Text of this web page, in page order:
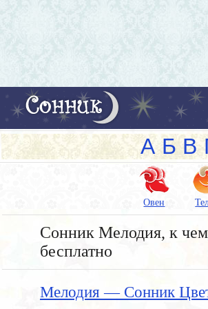
А Б В
Овен
Сонник Мелодия, к
бесплатно
Мелодия — Сонник